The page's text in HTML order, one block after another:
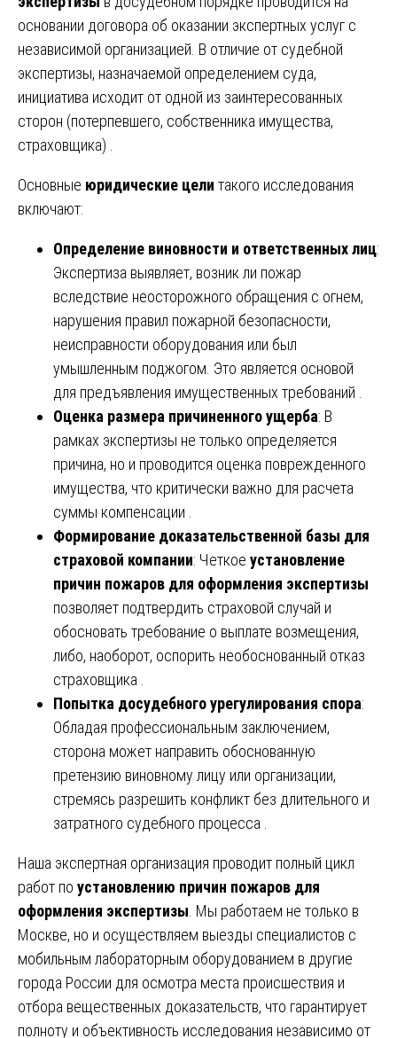
основании договора об оказании экспертных услуг с
независимой организацией. В отличие от судебной
экспертизы, назначаемой определением суда,
инициатива исходит от одной из заинтересованных
сторон (потерпевшего, собственника имущества,
страховщика) .
Основные юридические цели такого исследования
включают:
Определение виновности и ответственных лиц:
Экспертиза выявляет, возник ли пожар
вследствие неосторожного обращения с огнем,
нарушения правил пожарной безопасности,
неисправности оборудования или был
умышленным поджогом. Это является основой
для предъявления имущественных требований .
Оценка размера причиненного ущерба: В
рамках экспертизы не только определяется
причина, но и проводится оценка поврежденного
имущества, что критически важно для расчета
суммы компенсации .
Формирование доказательственной базы для
страховой компании: Четкое установление
причин пожаров для оформления экспертизы
позволяет подтвердить страховой случай и
обосновать требование о выплате возмещения,
либо, наоборот, оспорить необоснованный отказ
страховщика .
Попытка досудебного урегулирования спора:
Обладая профессиональным заключением,
сторона может направить обоснованную
претензию виновному лицу или организации,
стремясь разрешить конфликт без длительного и
затратного судебного процесса .
Наша экспертная организация проводит полный цикл
работ по установлению причин пожаров для
оформления экспертизы . Мы работаем не только в
Москве, но и осуществляем выезды специалистов с
мобильным лабораторным оборудованием в другие
города России для осмотра места происшествия и
отбора вещественных доказательств, что гарантирует
полноту и объективность исследования независимо от